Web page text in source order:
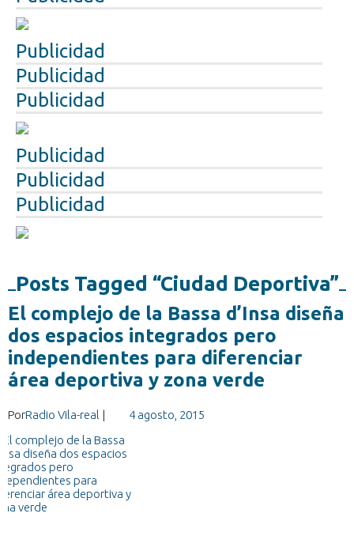
Publicidad
Publicidad
Publicidad
Publicidad
Publicidad
Publicidad
Posts Tagged “Ciudad Deportiva”
El complejo de la Bassa d’Insa diseña
dos espacios integrados pero
independientes para diferenciar
área deportiva y zona verde
PorRadio Vila-real | 4 agosto, 2015